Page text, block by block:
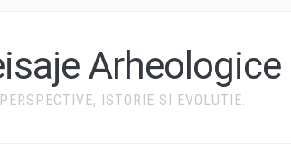
Arheologice
PERSPECTIVE, ISTORIE SI EVOLUTIE.